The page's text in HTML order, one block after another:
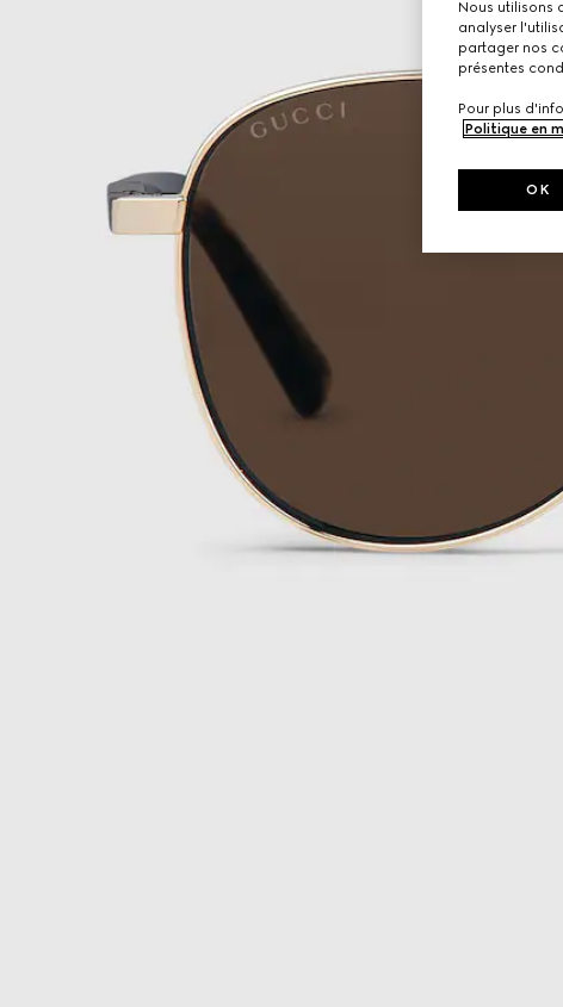
Nous utilisons
analyser
partager nos
présentes
Pour plus
Politique en
OK